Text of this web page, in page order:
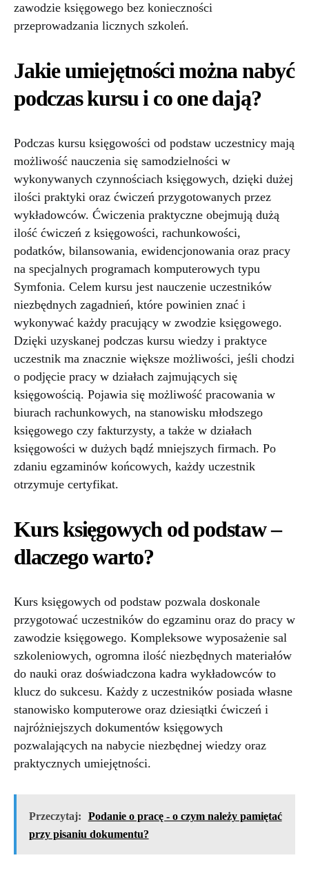
zawodzie księgowego bez konieczności
przeprowadzania licznych szkoleń.
Jakie umiejętności można nabyć
podczas kursu i co one dają?
Podczas kursu księgowości od podstaw uczestnicy mają
możliwość nauczenia się samodzielności w
wykonywanych czynnościach księgowych, dzięki dużej
ilości praktyki oraz ćwiczeń przygotowanych przez
wykładowców. Ćwiczenia praktyczne obejmują dużą
ilość ćwiczeń z księgowości, rachunkowości,
podatków, bilansowania, ewidencjonowania oraz pracy
na specjalnych programach komputerowych typu
Symfonia. Celem kursu jest nauczenie uczestników
niezbędnych zagadnień, które powinien znać i
wykonywać każdy pracujący w zwodzie księgowego.
Dzięki uzyskanej podczas kursu wiedzy i praktyce
uczestnik ma znacznie większe możliwości, jeśli chodzi
o podjęcie pracy w działach zajmujących się
księgowością. Pojawia się możliwość pracowania w
biurach rachunkowych, na stanowisku młodszego
księgowego czy fakturzysty, a także w działach
księgowości w dużych bądź mniejszych firmach. Po
zdaniu egzaminów końcowych, każdy uczestnik
otrzymuje certyfikat.
Kurs księgowych od podstaw –
dlaczego warto?
Kurs księgowych od podstaw pozwala doskonale
przygotować uczestników do egzaminu oraz do pracy w
zawodzie księgowego. Kompleksowe wyposażenie sal
szkoleniowych, ogromna ilość niezbędnych materiałów
do nauki oraz doświadczona kadra wykładowców to
klucz do sukcesu. Każdy z uczestników posiada własne
stanowisko komputerowe oraz dziesiątki ćwiczeń i
najróżniejszych dokumentów księgowych
pozwalających na nabycie niezbędnej wiedzy oraz
praktycznych umiejętności.
Przeczytaj:
Podanie o pracę - o czym należy pamiętać
przy pisaniu dokumentu?